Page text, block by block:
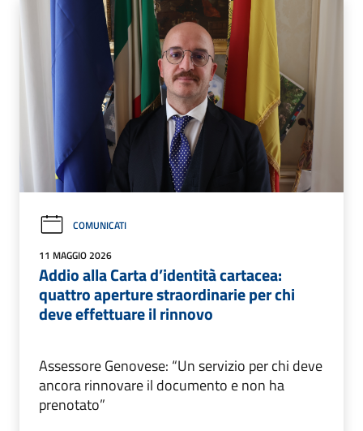
COMUNICATI
11 MAGGIO 2026
Addio alla Carta d’identità cartacea:
quattro aperture straordinarie per chi
deve effettuare il rinnovo
Assessore Genovese: “Un servizio per chi deve
ancora rinnovare il documento e non ha
prenotato”